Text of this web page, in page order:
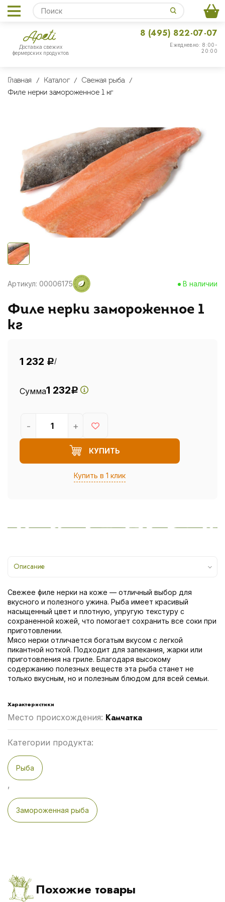
Доставка свежих
фермерских продуктов
Ежедневно: 8:00-
20:00
8 (495) 822-07-07
Главная Каталог
Свежая рыба
Филе нерки замороженное 1 кг
Артикул: 00006175 В наличии
Филе нерки замороженное 1
кг
1 232 Р/
Сумма1 232Р
КУПИТЬ
Купить в 1 клик
- +
Описание
Свежее филе нерки на коже — отличный выбор для
вкусного и полезного ужина. Рыба имеет красивый
насыщенный цвет и плотную, упругую текстуру с
сохраненной кожей, что помогает сохранить все соки при
приготовлении.
Мясо нерки отличается богатым вкусом с легкой
пикантной ноткой. Подходит для запекания, жарки или
приготовления на гриле. Благодаря высокому
содержанию полезных веществ эта рыба станет не
только вкусным, но и полезным блюдом для всей семьи.
Характеристики
Место происхождения: Камчатка
Категории продукта:
Рыба
,
Замороженная рыба
Похожие товары